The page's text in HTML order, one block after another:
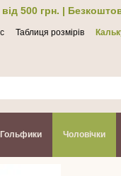
500 грн. |
Таблиця розмірів
Гольфики Чоловічки